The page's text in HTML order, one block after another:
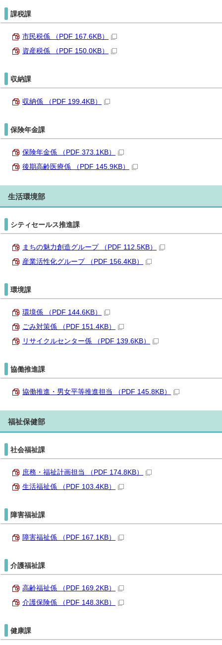
課税課
市民税係 （PDF 167.6KB）
資産税係 （PDF 150.0KB）
収納課
収納係 （PDF 199.4KB）
保険年金課
保険年金係 （PDF 373.1KB）
後期高齢医療係 （PDF 145.9KB）
生活環境部
シティセールス推進課
まちの魅力創造グループ （PDF 112.5KB）
産業活性化グループ （PDF 156.4KB）
環境課
環境係 （PDF 144.6KB）
ごみ対策係 （PDF 151.4KB）
リサイクルセンター係 （PDF 139.6KB）
協働推進課
協働推進・男女平等推進担当 （PDF 145.8KB）
福祉保健部
社会福祉課
庶務・福祉計画担当 （PDF 174.8KB）
生活福祉係 （PDF 103.4KB）
障害福祉課
障害福祉係 （PDF 167.1KB）
介護福祉課
高齢福祉係 （PDF 169.2KB）
介護保険係 （PDF 148.3KB）
健康課